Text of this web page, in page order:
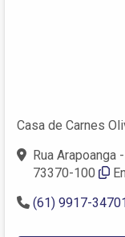
Casa de Carnes
Rua Arapoanga
73370-100
(61) 9917-